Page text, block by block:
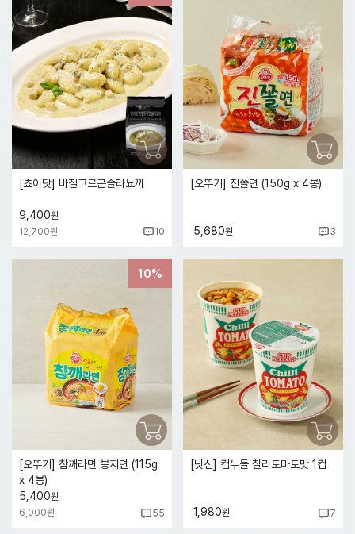
[쵸이닷] 바질고르곤졸라뇨끼
9,400원
12,700원
10
[오뚜기] 진쫄면 (150g x 4봉)
5,680원 3
10%
[오뚜기] 참깨라면 봉지면 (115g
x 4봉)
5,400원
6,000원
55
[닛신] 컵누들 칠리토마토맛 1컵
1,980원 7